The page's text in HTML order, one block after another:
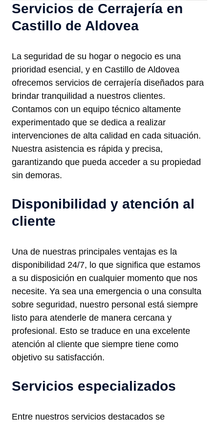
Servicios de Cerrajería en
Castillo de Aldovea
La seguridad de su hogar o negocio es una
prioridad esencial, y en Castillo de Aldovea
ofrecemos servicios de cerrajería diseñados para
brindar tranquilidad a nuestros clientes.
Contamos con un equipo técnico altamente
experimentado que se dedica a realizar
intervenciones de alta calidad en cada situación.
Nuestra asistencia es rápida y precisa,
garantizando que pueda acceder a su propiedad
sin demoras.
Disponibilidad y atención al
cliente
Una de nuestras principales ventajas es la
disponibilidad 24/7, lo que significa que estamos
a su disposición en cualquier momento que nos
necesite. Ya sea una emergencia o una consulta
sobre seguridad, nuestro personal está siempre
listo para atenderle de manera cercana y
profesional. Esto se traduce en una excelente
atención al cliente que siempre tiene como
objetivo su satisfacción.
Servicios especializados
Entre nuestros servicios destacados se